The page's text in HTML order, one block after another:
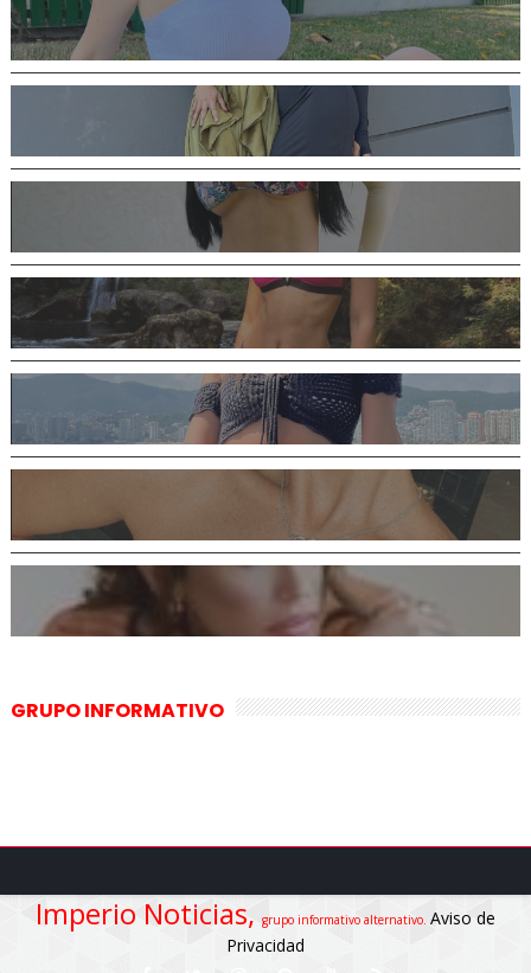
GRUPO INFORMATIVO
Imperio Noticias, grupo informativo alternativo. Aviso de
Privacidad